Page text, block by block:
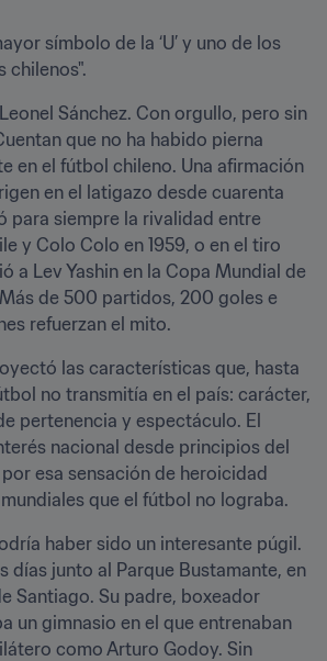
símbolo de la ‘U’ y uno de los
chilenos".
Sánchez. Con orgullo, pero sin
que no ha habido pierna
en el fútbol chileno. Una afirmación
en el latigazo desde cuarenta
para siempre la rivalidad entre
y Colo Colo en 1959, o en el tiro
a Lev Yashin en la Copa Mundial de
Más de 500 partidos, 200 goles e
refuerzan el mito.
las características que, hasta
no transmitía en el país: carácter,
pertenencia y espectáculo. El
nacional desde principios del
esa sensación de heroicidad
que el fútbol no lograba.
haber sido un interesante púgil.
días junto al Parque Bustamante, en
Santiago. Su padre, boxeador
un gimnasio en el que entrenaban
como Arturo Godoy. Sin